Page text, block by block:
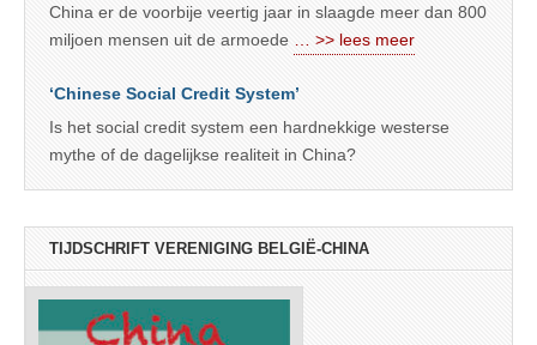
China er de voorbije veertig jaar in slaagde meer dan 800
miljoen mensen uit de armoede
… >> lees meer
‘Chinese Social Credit System’
Is het social credit system een hardnekkige westerse
mythe of de dagelijkse realiteit in China?
TIJDSCHRIFT VERENIGING BELGIË-CHINA